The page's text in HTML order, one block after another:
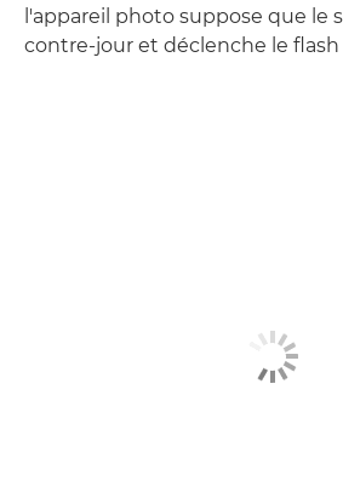
l'appareil photo suppose que le
contre-jour et déclenche le flash